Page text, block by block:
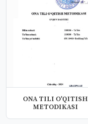
ONA TILI O'QITISH
METODIKASI